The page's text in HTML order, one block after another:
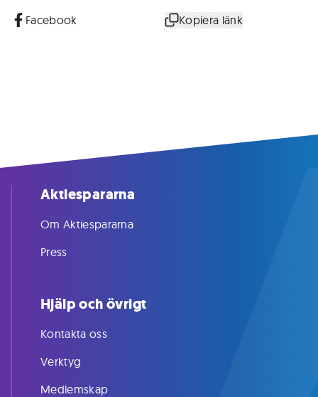
Facebook Kopiera länk
Aktiespararna
Om Aktiespararna
Press
Hjälp och övrigt
Kontakta oss
Verktyg
Medlemskap